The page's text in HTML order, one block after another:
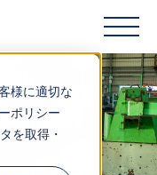
様に適切な
ポリシー
を取得・